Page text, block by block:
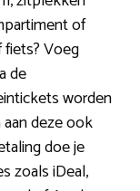
of
fiets? Voeg
de
worden
deze ook
doe je
zoals iDeal,